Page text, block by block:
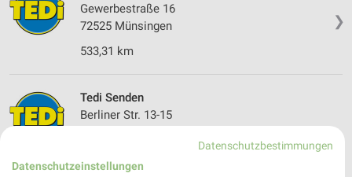
❯
Gewerbestraße 16
72525 Münsingen
533,31 km
❯
Tedi Senden
Berliner Str. 13-15
Datenschutzbestimmungen
Datenschutzeinstellungen